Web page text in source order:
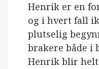
Henrik er en
og i hvert fall
plutselig
brakere både i
Henrik blir helt